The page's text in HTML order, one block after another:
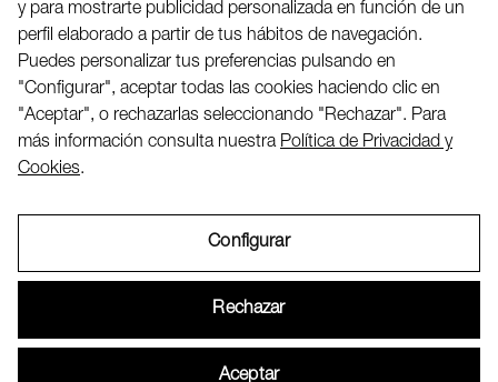
Twitter
LinkedIN
2026 ©
y para mostrarte publicidad personalizada en función de un
perfil elaborado a partir de tus hábitos de navegación.
Puedes personalizar tus preferencias pulsando en
"Configurar", aceptar todas las cookies haciendo clic en
"Aceptar", o rechazarlas seleccionando "Rechazar". Para
más información consulta nuestra Política de Privacidad y
Cookies.
Configurar
Rechazar
Aceptar
Política de Privacidad y Cookies